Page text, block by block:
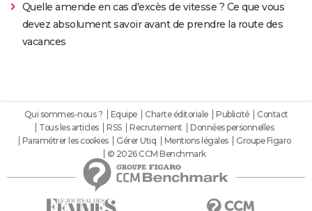
Quelle amende en cas d'excès de vitesse ? Ce que vous
devez absolument savoir avant de prendre la route des
vacances
Qui sommes-nous ? Equipe Charte éditoriale Publicité
Contact
Tous les articles
RSS Recrutement
Données personnelles
Paramétrer les cookies
Gérer Utiq Mentions légales
Groupe Figaro
© 2026 CCM Benchmark